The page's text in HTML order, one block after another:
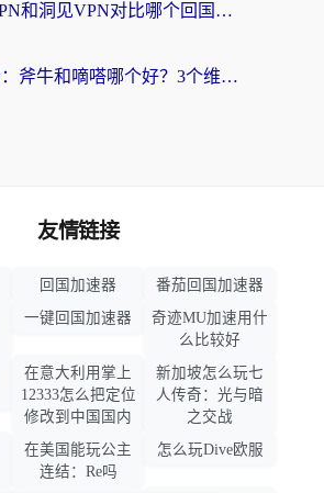
ChickCN VPN和洞见VPN对比哪个回国效果更好？海外党亲测3款加速器+避坑指南
海外党必看：斧牛和嘀嗒哪个好？3个维度教你选对回国加速器
友情链接
回国加速器
番茄回国加速器
一键回国加速器
奇迹MU加速用什
么比较好
在意大利用掌上
12333怎么把定位
修改到中国国内
新加坡怎么玩七
人传奇：光与暗
之交战
在美国能玩公主
连结：Re吗
怎么玩Dive欧服